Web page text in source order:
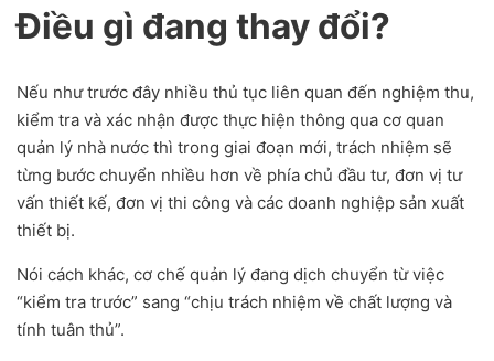
Điều gì đang thay đổi?
Nếu như trước đây nhiều thủ tục liên quan đến nghiệm thu,
kiểm tra và xác nhận được thực hiện thông qua cơ quan
quản lý nhà nước thì trong giai đoạn mới, trách nhiệm sẽ
từng bước chuyển nhiều hơn về phía chủ đầu tư, đơn vị tư
vấn thiết kế, đơn vị thi công và các doanh nghiệp sản xuất
thiết bị.
Nói cách khác, cơ chế quản lý đang dịch chuyển từ việc
“kiểm tra trước” sang “chịu trách nhiệm về chất lượng và
tính tuân thủ”.